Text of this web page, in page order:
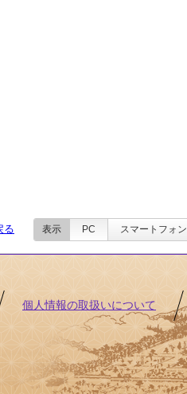
る 表示 PC スマートフォン
個人情報の取扱いについて